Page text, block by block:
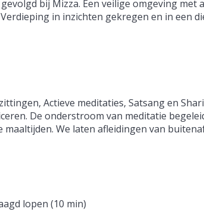
bij Mizza. Een veilige omgeving
in inzichten gekregen en in een
Actieve meditaties, Satsang en
De onderstroom van meditatie
We laten afleidingen van
lopen (10 min)